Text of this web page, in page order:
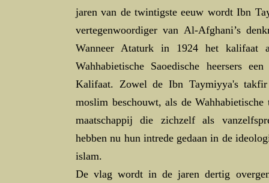
jaren van de twintigste eeuw wordt Ibn
vertegenwoordiger van Al-Afghani’s
Wanneer Ataturk in 1924 het kalifaat
Wahhabietische Saoedische heersers
Kalifaat. Zowel de Ibn Taymiyya's
moslim beschouwt, als de
maatschappij die zichzelf als
hebben nu hun intrede gedaan in de
islam.
De vlag wordt in de jaren dertig